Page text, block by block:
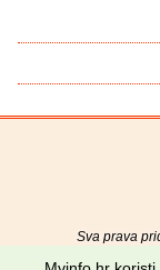
Sva prava